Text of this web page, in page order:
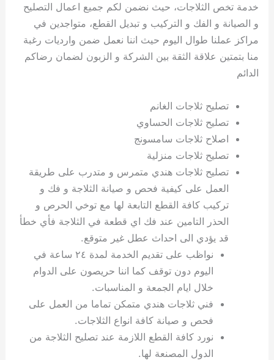
خدمة تخص الثلاجات، حيث نضمن لكم جميع اعمال التصليح
و الصيانة و الفك و التركيب و تبديل القطع، متواجدين في
مراكز عملنا طوال اليوم حيث اننا نعمل ضمن وارديات رغبة
منا بتمتين علاقة الثقة بين الشركة و الزبون لضمان رضاكم
الدائم
تصليح ثلاجات الغانم
تصليح ثلاجات الحساوي
اصلاح ثلاجات سامسونج
تصليح ثلاجات منزلية
تصليح ثلاجات هندي متمرس و متدرب على طريقة
العمل على كيفية فحص و صيانة الثلاجة و فك و
تركيب كافة القطع التابعة لها مع توخي الحرص و
الحذر التامين عند فك اي قطعة في الثلاجة فأي خطأ
قد يؤدي الى احداث عطل غير متوقع.
نواظب على تقديم الخدمة لمدة ٢٤ ساعة في
اليوم دون توقف كما اننا حريصون على الدوام
خلال ايام الجمعة و المناسبات.
فني ثلاجات هندي متمكن تماما من العمل على
فحص و صيانة كافة انواع الثلاجات.
نورد كافة القطع اللازمة عند تصليح الثلاجة من
الدول المصنعة لها.